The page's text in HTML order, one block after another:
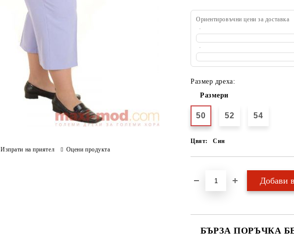
Ориентировъчни цени за доставка
Размер дреха:
Размери
50 52 54
Цвят: Син
БЪРЗА ПОРЪЧКА
Изпрати на приятел Оцени продукта